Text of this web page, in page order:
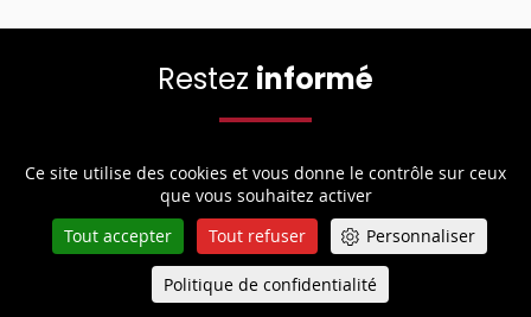
Ce site utilise des cookies et vous donne le contrôle sur ceux
que vous souhaitez activer
Tout accepter
Tout refuser Personnaliser
Politique de confidentialité
Restez informé
Restez informé en personnalisant vos alertes et
notifications. Abonnez-vous à toutes nos actualités.
Queue-Fair